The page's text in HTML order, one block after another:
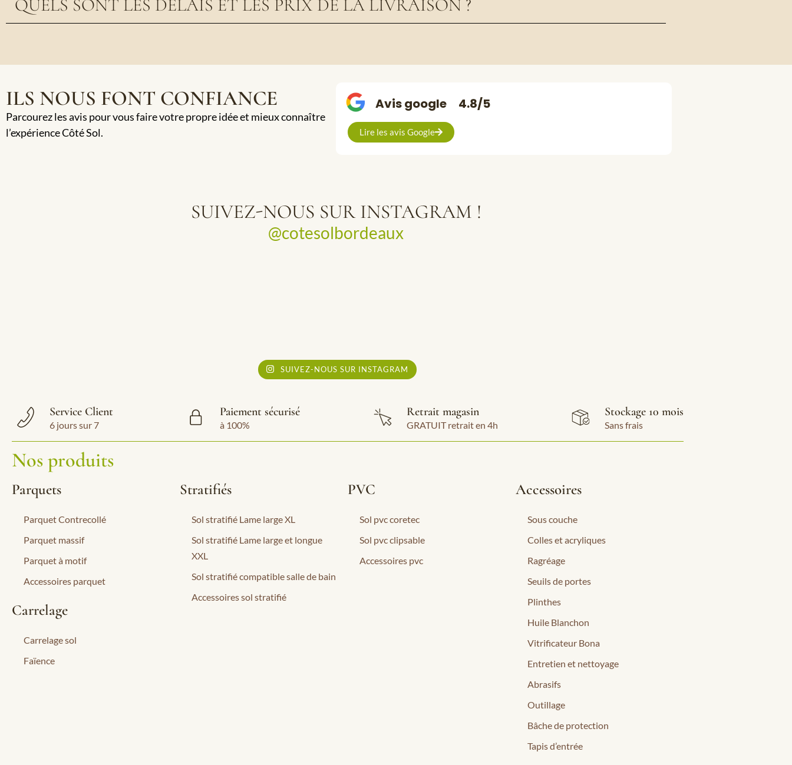
QUELS SONT LES DÉLAIS ET LES PRIX DE LA LIVRAISON ?
ILS NOUS FONT CONFIANCE
Parcourez les avis pour vous faire votre propre idée et mieux connaître
l’expérience Côté Sol.
Avis google 4.8/5
Lire les avis Google
SUIVEZ-NOUS SUR INSTAGRAM !
@cotesolbordeaux
SUIVEZ-NOUS SUR INSTAGRAM
Service Client
6 jours sur 7
Paiement sécurisé
à 100%
Retrait magasin
GRATUIT retrait en 4h
Stockage 10 mois
Sans frais
Nos produits
Parquets
Parquet Contrecollé
Parquet massif
Parquet à motif
Accessoires parquet
Carrelage
Carrelage sol
Faïence
Stratifiés
Sol stratifié Lame large XL
Sol stratifié Lame large et longue
XXL
Sol stratifié compatible salle de bain
Accessoires sol stratifié
PVC
Sol pvc coretec
Sol pvc clipsable
Accessoires pvc
Accessoires
Sous couche
Colles et acryliques
Ragréage
Seuils de portes
Plinthes
Huile Blanchon
Vitrificateur Bona
Entretien et nettoyage
Abrasifs
Outillage
Bâche de protection
Tapis d’entrée